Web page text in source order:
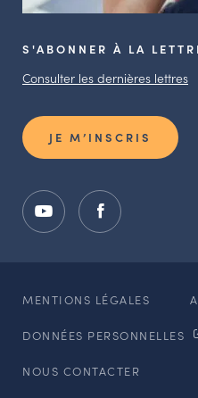
S'ABONNER À LA
Consulter les dernières lettres
JE M’INSCRIS
MENTIONS LÉGALES
DONNÉES PERSONNELLES
NOUS CONTACTER